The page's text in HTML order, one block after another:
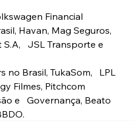
Financial
Havan, Mag Seguros,
JSL Transporte e
no Brasil, TukaSom,   LPL
Filmes, Pitchcom
e   Governança, Beato